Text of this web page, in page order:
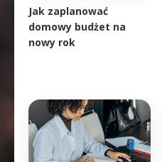
Jak zaplanować
domowy budżet na
nowy rok